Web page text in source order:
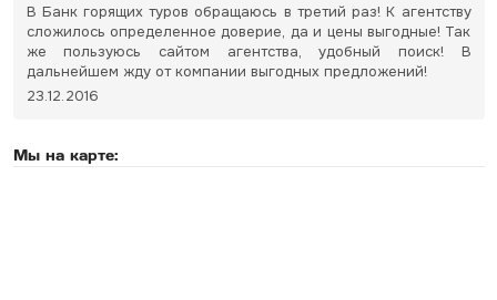
В Банк горящих туров обращаюсь в третий раз! К агентству
сложилось определенное доверие, да и цены выгодные! Так
же пользуюсь сайтом агентства, удобный поиск! В
дальнейшем жду от компании выгодных предложений!
23.12.2016
Мы на карте: